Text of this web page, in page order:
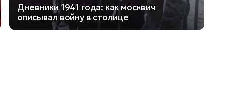
Дневники 1941 года: как москвич
описывал войну в столице